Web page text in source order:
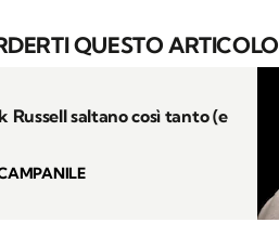
QUESTO ARTICOLO
Russell saltano così tanto (e